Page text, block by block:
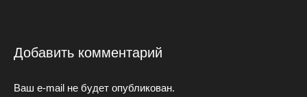
Добавить комментарий
Ваш e-mail не будет опубликован.